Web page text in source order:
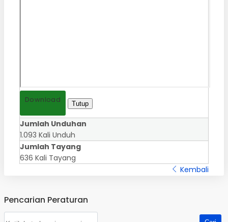
Download Tutup
Jumlah Unduhan
1.093 Kali Unduh
Jumlah Tayang
636 Kali Tayang
Kembali
Pencarian Peraturan